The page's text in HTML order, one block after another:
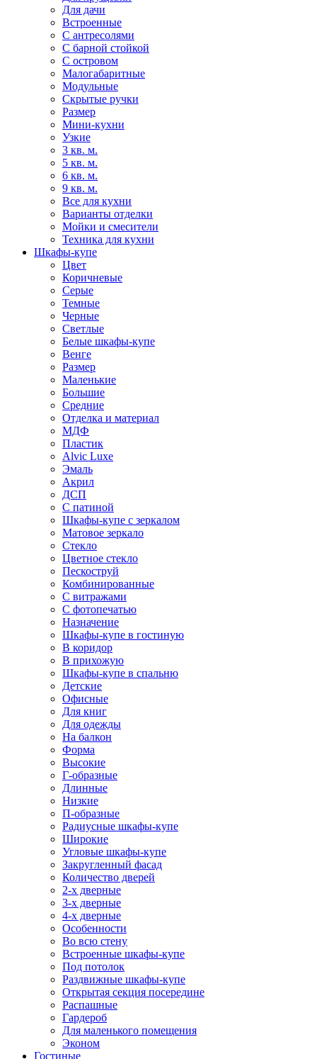
Для дачи
Встроенные
С антресолями
С барной стойкой
С островом
Малогабаритные
Модульные
Скрытые ручки
Размер
Мини-кухни
Узкие
3 кв. м.
5 кв. м.
6 кв. м.
9 кв. м.
Все для кухни
Варианты отделки
Мойки и смесители
Техника для кухни
Шкафы-купе
Цвет
Коричневые
Серые
Темные
Черные
Светлые
Белые шкафы-купе
Венге
Размер
Маленькие
Большие
Средние
Отделка и материал
МДФ
Пластик
Alvic Luxe
Эмаль
Акрил
ДСП
С патиной
Шкафы-купе с зеркалом
Матовое зеркало
Стекло
Цветное стекло
Пескоструй
Комбинированные
С витражами
С фотопечатью
Назначение
Шкафы-купе в гостиную
В коридор
В прихожую
Шкафы-купе в спальню
Детские
Офисные
Для книг
Для одежды
На балкон
Форма
Высокие
Г-образные
Длинные
Низкие
П-образные
Радиусные шкафы-купе
Широкие
Угловые шкафы-купе
Закругленный фасад
Количество дверей
2-х дверные
3-х дверные
4-х дверные
Особенности
Во всю стену
Встроенные шкафы-купе
Под потолок
Раздвижные шкафы-купе
Открытая секция посередине
Распашные
Гардероб
Для маленького помещения
Эконом
Гостиные